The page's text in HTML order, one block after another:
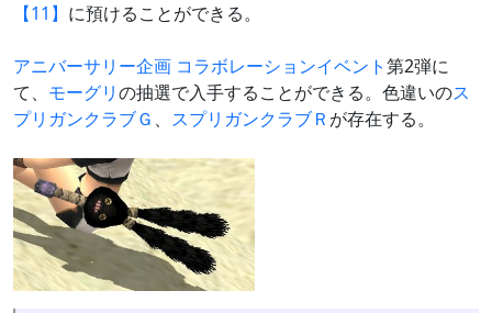
【11】 に預けることができる。
アニバーサリー企画 コラボレーションイベント第2弾に
て、 モーグリの抽選で入手することができる。色違いのス
プリガンクラブＧ 、 スプリガンクラブＲ が存在する。